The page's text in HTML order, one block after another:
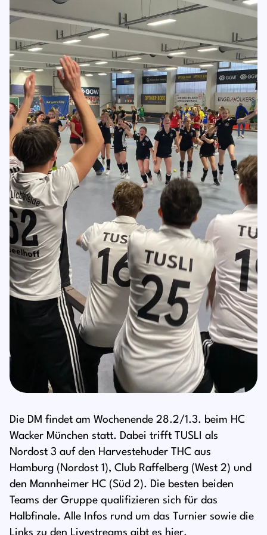
Die DM findet am Wochenende 28.2/1.3. beim HC
Wacker München statt. Dabei trifft TUSLI als
Nordost 3 auf den Harvestehuder THC aus
Hamburg (Nordost 1), Club Raffelberg (West 2) und
den Mannheimer HC (Süd 2). Die besten beiden
Teams der Gruppe qualifizieren sich für das
Halbfinale. Alle Infos rund um das Turnier sowie die
Links zu den Livestreams gibt es hier.